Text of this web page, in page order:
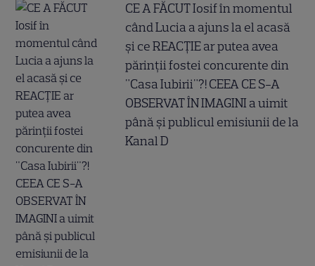
CE A FĂCUT Iosif în momentul
când Lucia a ajuns la el acasă
și ce REACȚIE ar putea avea
părinții fostei concurente din
"Casa Iubirii"?! CEEA CE S-A
OBSERVAT ÎN IMAGINI a uimit
până și publicul emisiunii de la
Kanal D